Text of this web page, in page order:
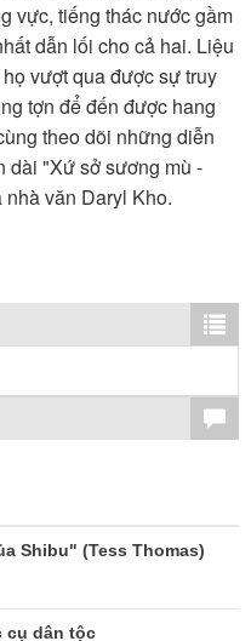
vực, tiếng thác nước gầm
dẫn lối cho cả hai. Liệu
vượt qua được sự truy
tợn để đến được hang
theo dõi những diễn
dài "Xứ sở sương mù -
văn Daryl Kho.
Shibu" (Tess Thomas)
cụ dân tộc